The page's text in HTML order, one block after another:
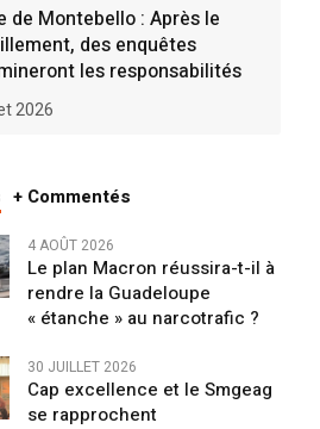
de Montebello : Après le
des enquêtes
les responsabilités
2026
+ Commentés
4 AOÛT 2026
Le plan Macron réussira-t-il à
rendre la Guadeloupe
« étanche » au narcotrafic ?
30 JUILLET 2026
Cap excellence et le Smgeag
se rapprochent